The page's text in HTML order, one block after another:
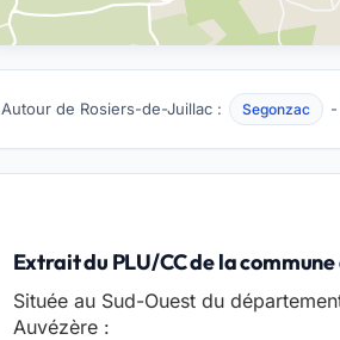
Autour de Rosiers-de-Juillac : Segonzac -
Extrait du PLU/CC de la
Située au Sud-Ouest du
Auvézère :